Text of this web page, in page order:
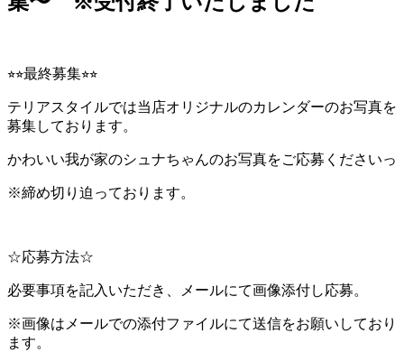
⭐︎⭐︎最終募集⭐︎⭐︎
テリアスタイルでは当店オリジナルのカレンダーのお写真を
募集しております。
かわいい我が家のシュナちゃんのお写真をご応募くださいっ
※締め切り迫っております。
☆応募方法☆
必要事項を記入いただき、メールにて画像添付し応募。
※画像はメールでの添付ファイルにて送信をお願いしており
ます。